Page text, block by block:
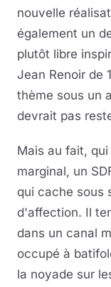
nouvelle
également un
plutôt libre
Jean Renoir de
thème sous un
devrait pas
Mais au fait,
marginal, un
qui cache sous
d'affection. Il
dans un canal
occupé à
la noyade sur